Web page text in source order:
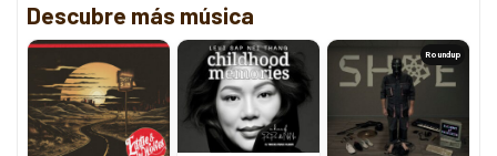
Descubre más música
Roundup